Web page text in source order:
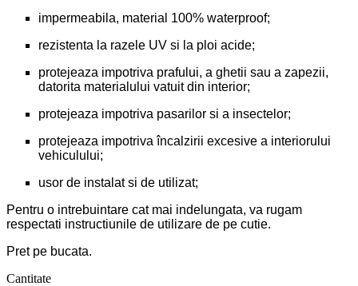
impermeabila, material 100% waterproof;
rezistenta la razele UV si la ploi acide;
protejeaza impotriva prafului, a ghetii sau a zapezii,
datorita materialului vatuit din interior;
protejeaza impotriva pasarilor si a insectelor;
protejeaza impotriva încalzirii excesive a interiorului
vehiculului;
usor de instalat si de utilizat;
Pentru o intrebuintare cat mai indelungata, va rugam
respectati instructiunile de utilizare de pe cutie.
Pret pe bucata.
Cantitate